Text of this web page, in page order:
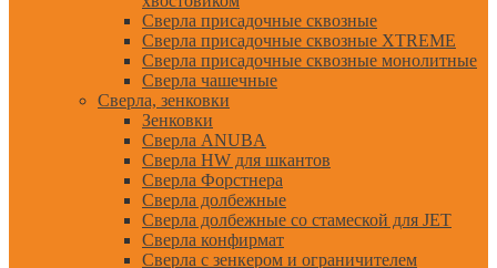
Сверла присадочные сквозные
Сверла присадочные сквозные XTREME
Сверла присадочные сквозные монолитные
Сверла чашечные
Сверла, зенковки
Зенковки
Сверла ANUBA
Сверла HW для шкантов
Сверла Форстнера
Сверла долбежные
Сверла долбежные со стамеской для JET
Сверла конфирмат
Сверла с зенкером и ограничителем